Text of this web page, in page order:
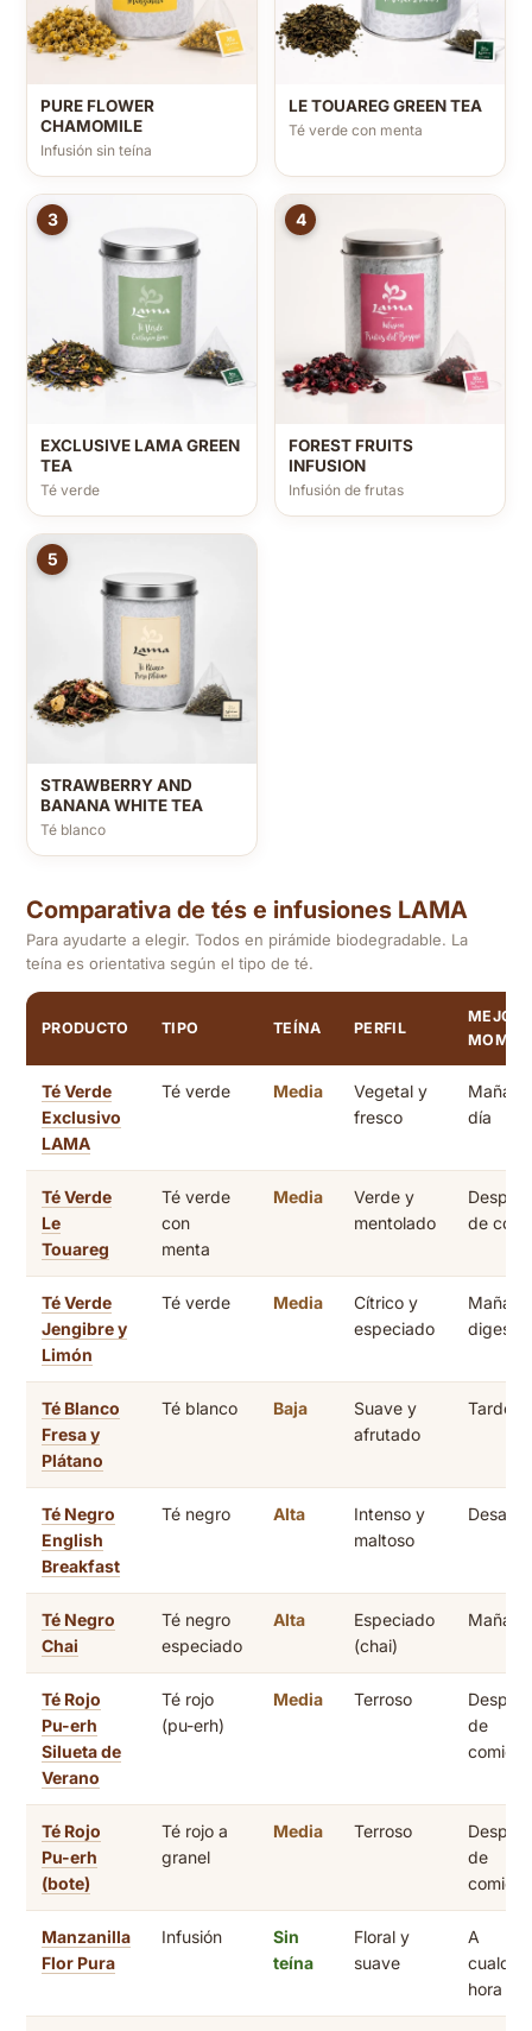
PURE FLOWER
CHAMOMILE
Infusión sin teína
LE TOUAREG GREEN TEA
Té verde con menta
3
EXCLUSIVE LAMA GREEN
TEA
Té verde
4
FOREST FRUITS
INFUSION
Infusión de frutas
5
STRAWBERRY AND
BANANA WHITE TEA
Té blanco
Comparativa de tés e infusiones LAMA
Para ayudarte a elegir. Todos en pirámide biodegradable. La
teína es orientativa según el tipo de té.
PRODUCTO TIPO TEÍNA PERFIL
MEJOR
Té Verde
Exclusivo
LAMA
Té verde Media
Vegetal y
fresco
día
Té Verde
Le
Touareg
Té verde
con
menta
Media
Verde y
mentolado
de
Té Verde
Jengibre y
Limón
Té verde Media
Cítrico y
especiado
Té Blanco
Fresa y
Plátano
Té blanco Baja
Suave y
afrutado
Tarde
Té Negro
English
Breakfast
Té negro Alta
Intenso y
maltoso
Té Negro
Chai
Té negro
especiado
Alta
Especiado
(chai)
Mañana
Té Rojo
Pu-erh
Silueta de
Verano
Té rojo
(pu-erh)
Media Terroso
de
comidas
Té Rojo
Pu-erh
(bote)
Té rojo a
granel
Media Terroso
de
comidas
Manzanilla
Flor Pura
Infusión
Sin
teína
Floral y
suave
A
hora